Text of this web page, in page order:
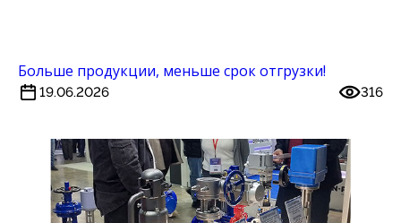
Больше продукции, меньше срок отгрузки!
19.06.2026 316